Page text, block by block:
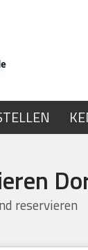
reservieren